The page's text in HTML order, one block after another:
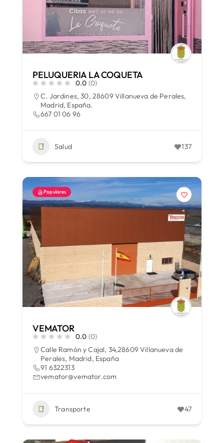
PELUQUERIA LA COQUETA
0.0 (0)
C. Jardines, 30, 28609 Villanueva de Perales,
Madrid, España.
667 01 06 96
Salud 137
Populares
VEMATOR
0.0 (0)
Calle Ramón y Cajal, 34,28609 Villanueva de
Perales, Madrid, España
91 6322313
vemator@vemator.com
Transporte 47